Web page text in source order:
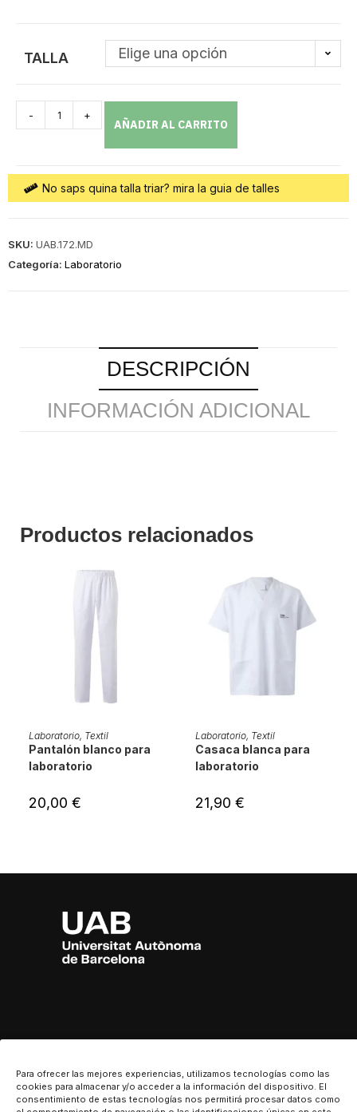
Para ofrecer las mejores experiencias, utilizamos tecnologías como las
cookies para almacenar y/o acceder a la información del dispositivo. El
consentimiento de estas tecnologías nos permitirá procesar datos como
TALLA Elige una opción
- +
AÑADIR AL CARRITO
No saps quina talla triar? mira la guia de talles
SKU: UAB.172.MD
Categoría: Laboratorio
DESCRIPCIÓN
INFORMACIÓN ADICIONAL
Productos relacionados
SELECCIONAR OPCIONES
Laboratorio, Textil
Pantalón blanco para
laboratorio
20,00€
SELECCIONAR OPCIONES
Laboratorio, Textil
Casaca blanca para
laboratorio
21,90€
INFORMACIÓ GENERAL